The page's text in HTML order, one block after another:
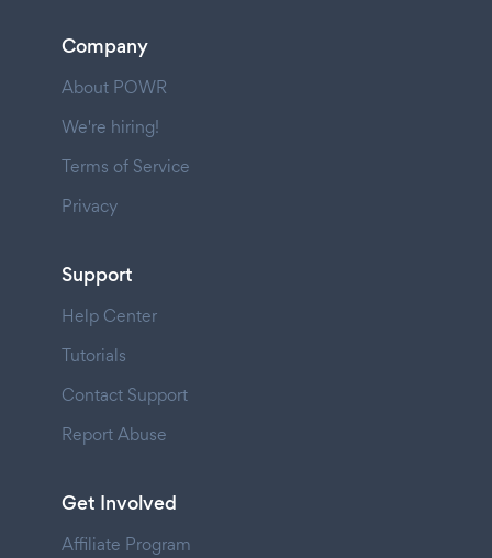
Company
About POWR
We're hiring!
Terms of Service
Privacy
Support
Help Center
Tutorials
Contact Support
Report Abuse
Get Involved
Affiliate Program